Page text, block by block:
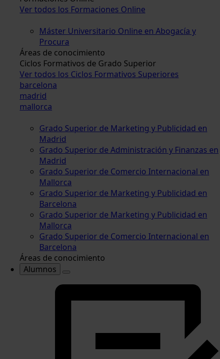
Ver todos los Formaciones Online
Máster Universitario Online en Abogacía y
Procura
Áreas de conocimiento
Ciclos Formativos de Grado Superior
Ver todos los Ciclos Formativos Superiores
barcelona
madrid
mallorca
Grado Superior de Marketing y Publicidad en
Madrid
Grado Superior de Administración y Finanzas en
Madrid
Grado Superior de Comercio Internacional en
Mallorca
Grado Superior de Marketing y Publicidad en
Barcelona
Grado Superior de Marketing y Publicidad en
Mallorca
Grado Superior de Comercio Internacional en
Barcelona
Áreas de conocimiento
Alumnos